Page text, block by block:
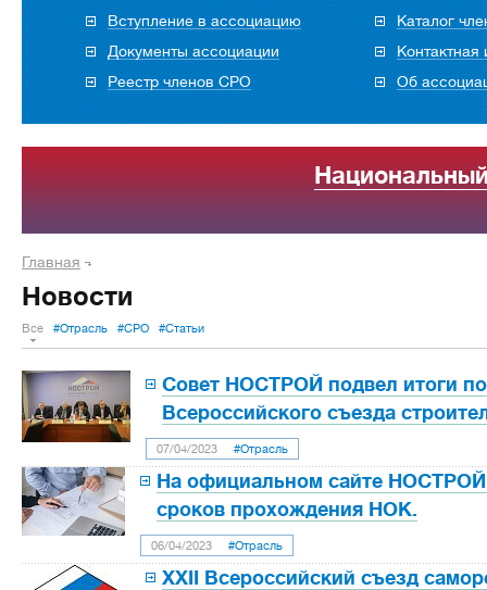
Вступление в ассоциацию
Документы ассоциации
Реестр членов СРО
Каталог
Об
Главная
Новости
Все #Отрасль #СРО #Статьи
Совет НОСТРОЙ подвел итоги
Всероссийского съезда
07/04/2023 #Отрасль
На официальном сайте НОСТРОЙ
сроков прохождения НОК.
06/04/2023 #Отрасль
XXII Всероссийский съезд